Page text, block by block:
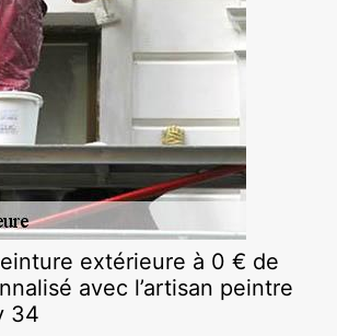
extérieure à 0 € de
avec l’artisan peintre
34